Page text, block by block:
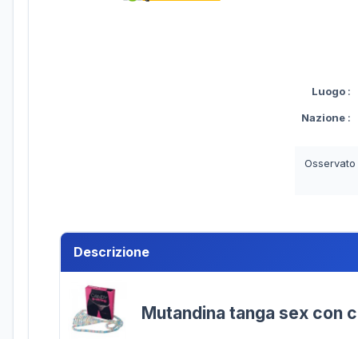
Luogo :
Nazione :
Descrizione
Mutandina tanga sex con